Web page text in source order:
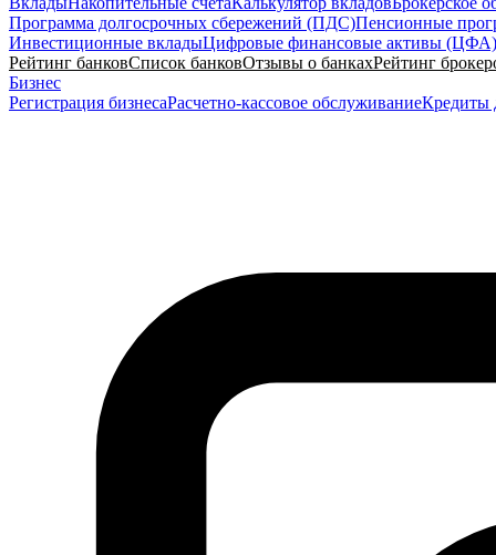
Программа долгосрочных сбережений (ПДС)Пенсионные
Инвестиционные вкладыЦифровые финансовые активы (ЦФА)
Рейтинг банковСписок банковОтзывы о банкахРейтинг
Бизнес
Регистрация бизнесаРасчетно-кассовое обслуживаниеКредиты